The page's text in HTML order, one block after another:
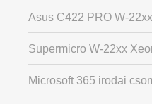
Asus C422 PRO W-
Supermicro W-22xx
Microsoft 365 irodai